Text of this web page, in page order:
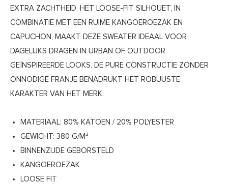
EXTRA ZACHTHEID. HET LOOSE-FIT SILHOUET, IN
COMBINATIE MET EEN RUIME KANGOEROEZAK EN
CAPUCHON, MAAKT DEZE SWEATER IDEAAL VOOR
DAGELIJKS DRAGEN IN URBAN OF OUTDOOR
GEÏNSPIREERDE LOOKS. DE PURE CONSTRUCTIE ZONDER
ONNODIGE FRANJE BENADRUKT HET ROBUUSTE
KARAKTER VAN HET MERK.
MATERIAAL: 80% KATOEN / 20% POLYESTER
GEWICHT: 380 G/M²
BINNENZIJDE GEBORSTELD
KANGOEROEZAK
LOOSE FIT